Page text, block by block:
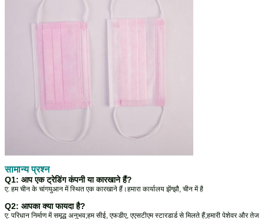
सामान्य प्रश्न
Q1: आप एक ट्रेडिंग कंपनी या कारखाने हैं?
ए: हम चीन के चांगयुआन में स्थित एक कारखाने हैं।हमारा कार्यालय झेंग्झौ, चीन में है
Q2: आपका क्या फायदा है?
ए: परिधान निर्माण में समृद्ध अनुभव;हम सीई, एफडीए, एएसटीएम स्टारडार्ड से मिलते हैं;हमारी पेशेवर और तेज